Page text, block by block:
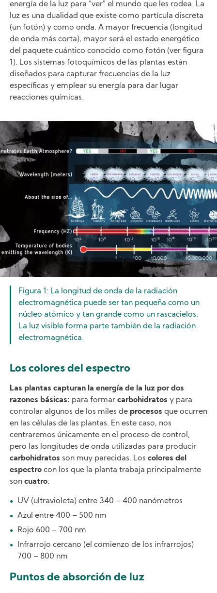
energía de la luz para “ver” el mundo que les rodea. La
luz es una dualidad que existe como partícula discreta
(un fotón) y como onda. A mayor frecuencia (longitud
de onda más corta), mayor será el estado energético
del paquete cuántico conocido como fotón (ver figura
1). Los sistemas fotoquímicos de las plantas están
diseñados para capturar frecuencias de la luz
específicas y emplear su energía para dar lugar
reacciones químicas.
Image
Figura 1: La longitud de onda de la radiación
electromagnética puede ser tan pequeña como un
núcleo atómico y tan grande como un rascacielos.
La luz visible forma parte también de la radiación
electromagnética.
Los colores del espectro
Las plantas capturan la energía de la luz por dos
razones básicas: para formar carbohidratos y para
controlar algunos de los miles de procesos que ocurren
en las células de las plantas. En este caso, nos
centraremos únicamente en el proceso de control,
pero las longitudes de onda utilizadas para producir
carbohidratos son muy parecidas. Los colores del
espectro con los que la planta trabaja principalmente
son cuatro:
UV (ultravioleta) entre 340 – 400 nanómetros
Azul entre 400 – 500 nm
Rojo 600 – 700 nm
Infrarrojo cercano (el comienzo de los infrarrojos)
700 – 800 nm
Puntos de absorción de luz